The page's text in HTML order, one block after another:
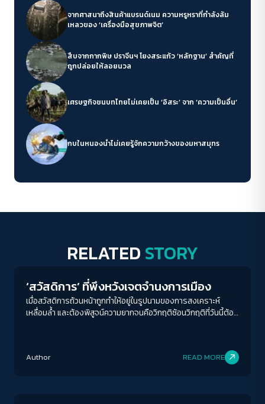
จากศาสนาถึงสินค้าแบรนด์เนม ความหรูหราที่กำลังล้ม
เหลวของ ‘เครื่องมือสุขภาพจิต’
สืบจากกากพิษ ปราจีนฯ โยงสระแก้ว ‘หลักฐาน’ สำคัญที่
ถูกปล่อยให้ลอยนวล
เศรษฐกิจชนบทไทยไม่เคยเป็น ‘อิสระ’ จาก ‘ความเป็นอื่น’
กบในหนองน้ำไม่เคยรู้จักความกว้างของมหาสมุทร
RELATED STORY
Human & Society
‘สวัสดิการ’ ที่พึงหวังเจตจำนงการเมือง
เมื่อสวัสดิการถ้วนหน้าถูกทำให้อยู่ในรูปนามของการสงเคราะห์
เหลื่อมล้ำ และต้องพิสูจน์ความยากจนคือวิกฤติซ้อนวิกฤติที่วันนี้ต้อง
Author READ MORE